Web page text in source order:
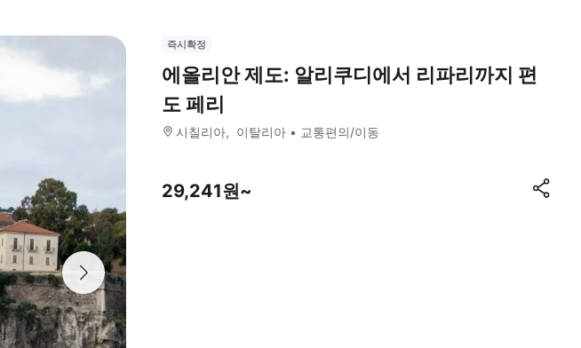
즉시확정
에올리안 제도: 알리쿠디에서 리파리까지 편
도 페리
시칠리아 이탈리아 교통편의/이동
29,241원~